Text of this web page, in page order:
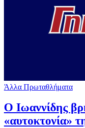
Άλλα Πρωταθλήματα
Ο Ιωαννίδης
«αυτοκτονία»